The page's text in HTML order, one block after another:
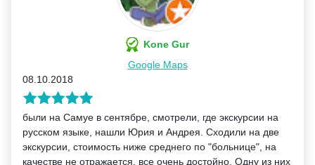
Kone Gur
Google Maps
08.10.2018
были на Самуе в сентябре, смотрели, где экскурсии на
русском языке, нашли Юрия и Андрея. Сходили на две
экскурсии, стоимость ниже среднего по "больнице", на
качестве не отражается, все очень достойно. Одну из них